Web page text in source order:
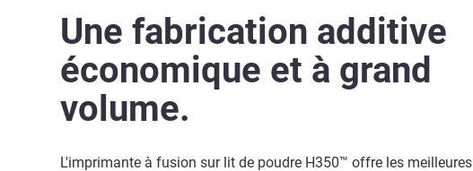
Une fabrication additive
économique et à grand
volume.
L'imprimante à fusion sur lit de poudre H350™ offre les meilleures